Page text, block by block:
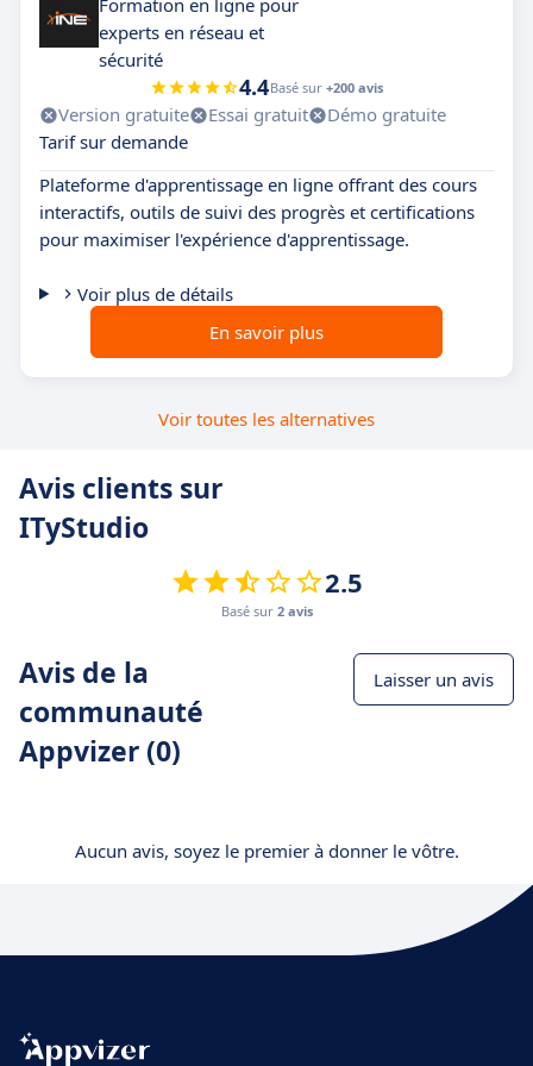
Formation en ligne pour
experts en réseau et
sécurité
4.4Basé sur +200 avis
Version gratuite Essai gratuit
Démo gratuite
Tarif sur demande
Plateforme d'apprentissage en ligne offrant des cours
interactifs, outils de suivi des progrès et certifications
pour maximiser l'expérience d'apprentissage.
Voir plus de détails
En savoir plus
Voir toutes les alternatives
Avis clients sur
ITyStudio
2.5
Basé sur 2 avis
Avis de la
communauté
Appvizer (0)
Laisser un avis
Aucun avis, soyez le premier à donner le vôtre.